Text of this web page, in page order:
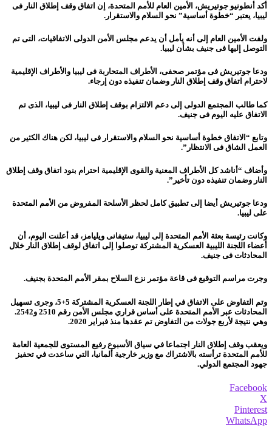
أكد أنطونيو جوتيريش، الأمين العام للأمم المتحدة، إن اتفاق وقف إطلاق النار فى
ليبيا، يعتبر “خطوة أساسية” نحو السلام والاستقرار.
ولفت الأمين العام إلى أنه يأمل أن يدعم مجلس الأمن الدولى الاتفاقيات، التى تم
التوصل إليها فى جنيف بشأن ليبيا.
ودعا جوتيريش فى مؤتمر صحفى، الأطراف المتحاربة فى ليبيا والأطراف الإقليمية
لاحترام اتفاق وقف إطلاق النار وضمان تنفيذه دون إرجاء.
كما طالب المجتمع الدولى إلى دعم الالتزام بوقف إطلاق النار فى ليبيا، الذى تم
الاتفاق عليه اليوم فى جنيف.
وتابع “الاتفاق خطوة أساسية نحو السلام والاستقرار فى ليبيا، لكن هناك الكثير من
العمل الشاق فى الانتظار”.
وأضاف “أناشد كل الأطراف المعنية والقوى الإقليمية احترام بنود اتفاق وقف إطلاق
النار وضمان تنفيذه دون تأخير”.
ودعا جوتيريش أيضا إلى تطبيق كامل لحظر الأسلحة المفروض من الأمم المتحدة
على ليبيا.
وكانت رئيسة بعثة الأمم المتحدة إلى ليبيا، ستيفانى ويليامز، قد أعلنت اليوم، أن
أعضاء اللجنة الليبية العسكرية المشتركة توصلوا إلى اتفاق لوقف إطلاق النار خلال
المحادثات فى جنيف.
وجرت مراسم التوقيع فى قاعة مؤتمر نزع السلاح بمقر الأمم المتحدة بجنيف.
وتم التفاوض على الاتفاق في إطار اللجنة العسكرية المشتركة 5+5، وجرى تسهيل
المحادثات عبر الأمم المتحدة على أساس قراري مجلس الأمن رقم 2510 و2542.
وهي نتيجة لأربع جولات من التفاوض تم عقدها منذ فبراير 2020.
ويعقب وقف إطلاق النار اجتماعا في سياق الأسبوع رفيع المستوى للجمعية العامة
للأمم المتحدة ترأسته بالاشتراك مع وزير خارجية ألمانيا، التي ساعدت في تحفيز
جهود المجتمع الدولي.
Facebook
X
Pinterest
WhatsApp